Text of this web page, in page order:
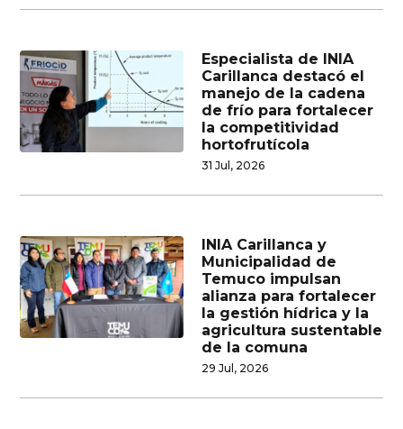
Especialista de INIA
Carillanca destacó el
manejo de la cadena
de frío para fortalecer
la competitividad
hortofrutícola
31 Jul, 2026
INIA Carillanca y
Municipalidad de
Temuco impulsan
alianza para fortalecer
la gestión hídrica y la
agricultura sustentable
de la comuna
29 Jul, 2026